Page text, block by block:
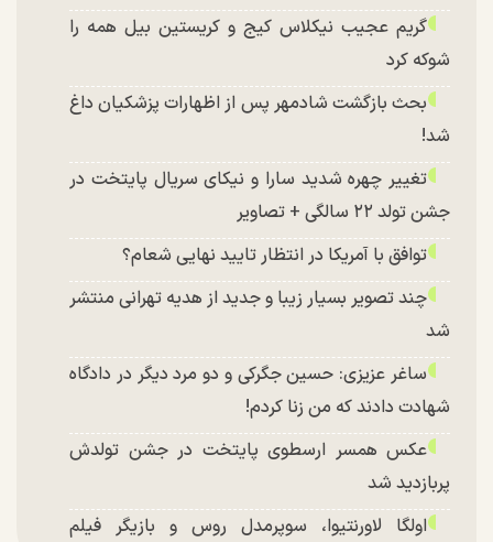
گریم عجیب نیکلاس کیج و کریستین بیل همه را
شوکه کرد
بحث بازگشت شادمهر پس از اظهارات پزشکیان داغ
شد!
تغییر چهره شدید سارا و نیکای سریال پایتخت در
جشن تولد ۲۲ سالگی + تصاویر
توافق با آمریکا در انتظار تایید نهایی شعام؟
چند تصویر بسیار زیبا و جدید از هدیه تهرانی منتشر
شد
ساغر عزیزی: حسین جگرکی و دو مرد دیگر در دادگاه
شهادت دادند که من زنا کردم!
عکس همسر ارسطوی پایتخت در جشن تولدش
پربازدید شد
اولگا لاورنتیوا، سوپرمدل روس و بازیگر فیلم